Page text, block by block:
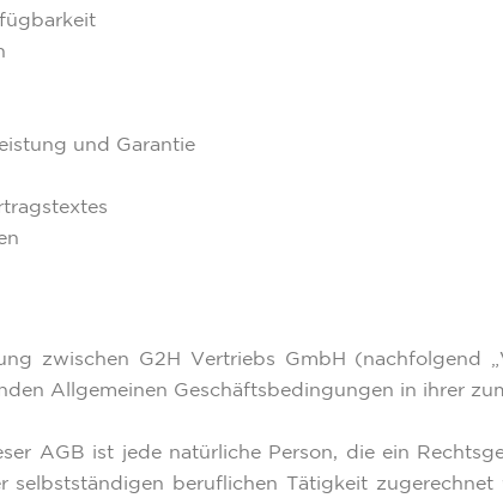
und Garantie
zwischen G2H Vertriebs GmbH (nachfolgend
Allgemeinen Geschäftsbedingungen in ihrer
AGB ist jede natürliche Person, die ein
selbstständigen beruflichen Tätigkeit